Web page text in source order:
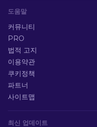
도움말
커뮤니티
PRO
법적 고지
이용약관
쿠키정책
파트너
사이트맵
최신 업데이트